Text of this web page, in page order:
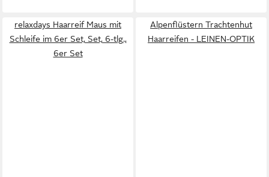
relaxdays Haarreif Maus mit
Schleife im 6er Set, Set, 6-tlg.,
6er Set
Alpenflüstern Trachtenhut
Haarreifen - LEINEN-OPTIK